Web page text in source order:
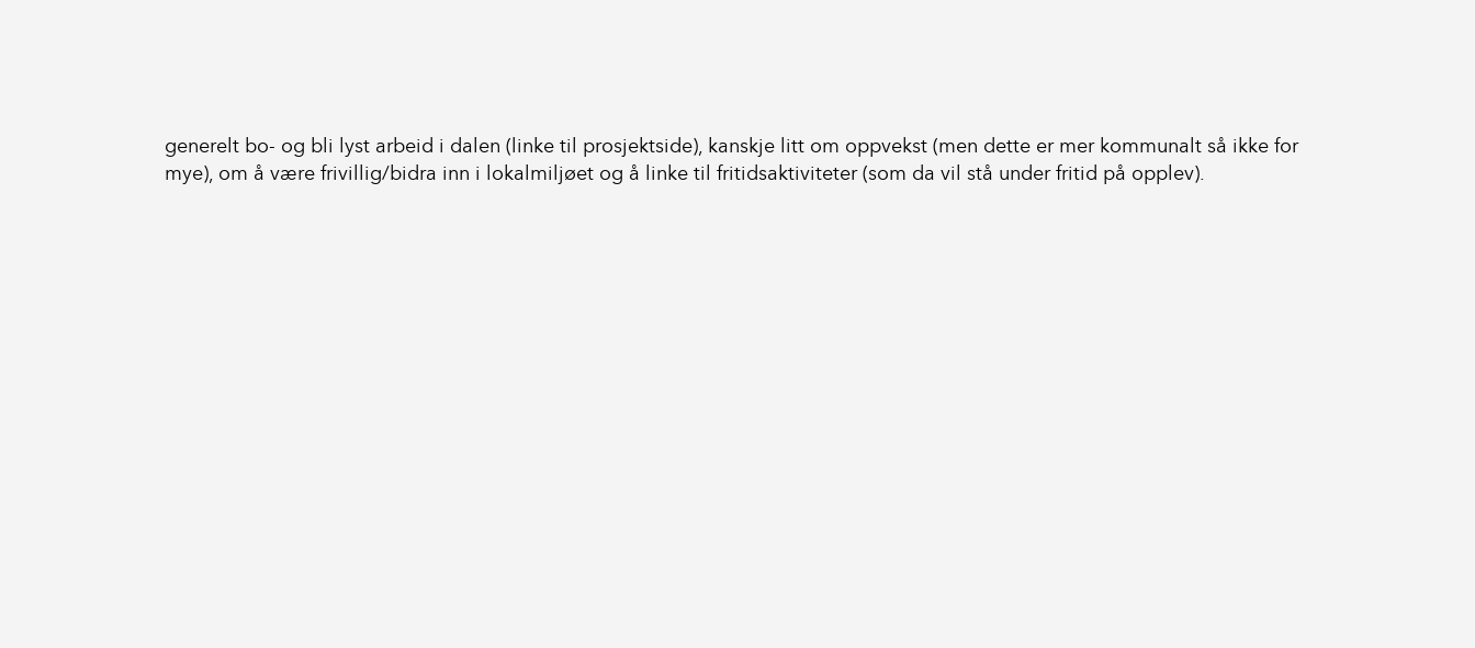
generelt bo- og bli lyst arbeid i dalen (linke til prosjektside), kanskje litt om oppvekst (men dette er mer kommunalt så ikke for
mye), om å være frivillig/bidra inn i lokalmiljøet og å linke til fritidsaktiviteter (som da vil stå under fritid på opplev).